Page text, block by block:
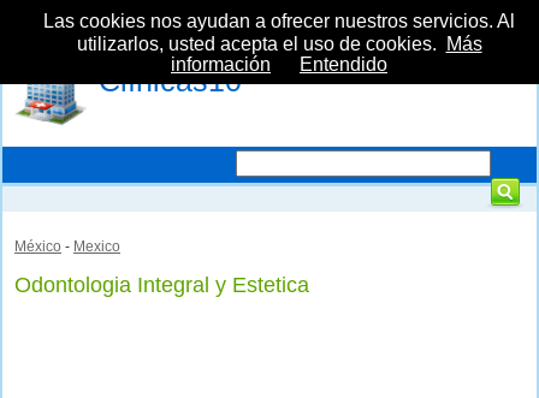
Clínicas10
México - Mexico
Odontologia Integral y Estetica
Las cookies nos ayudan a ofrecer nuestros servicios. Al
utilizarlos, usted acepta el uso de cookies.
Más
información
Entendido